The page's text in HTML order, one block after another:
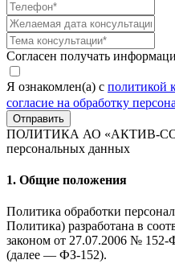
Согласен получать
Я ознакомлен(а) с политикой
согласие на обработку
Отправить
ПОЛИТИКА АО «АКТИВ-
персональных данных
1. Общие положения
Политика обработки
Политика) разработана в
законом от 27.07.2006 №
(далее — ФЗ-152).